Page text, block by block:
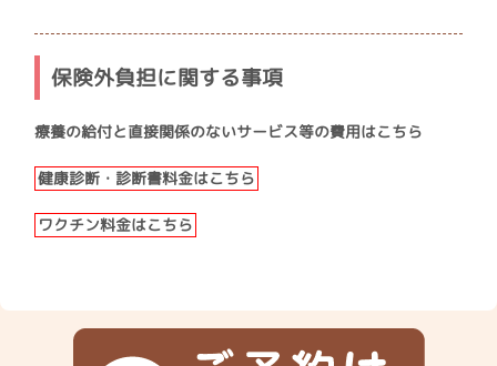
保険外負担に関する事項
療養の給付と直接関係のないサービス等の費用はこちら
健康診断・診断書料金はこちら
ワクチン料金はこちら